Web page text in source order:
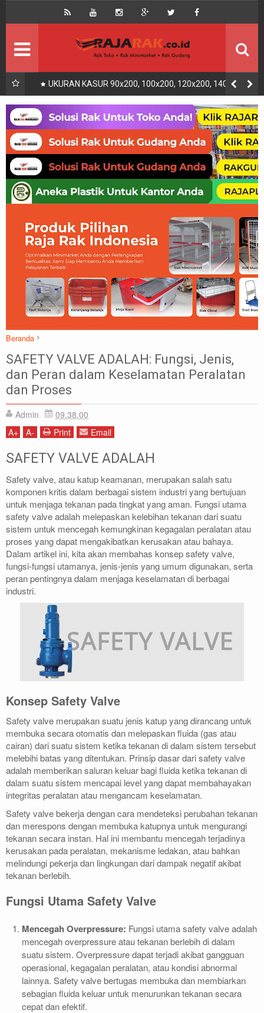
UKURAN KASUR 90x200, 100x200, 120x200, 140x200,
160x200, 180x200 | FUNGSI, MANFAAT DAN KEGUNAAN
Beranda
Safety
Safety Valve adalah
SAFETY VALVE ADALAH: Fungsi, Jenis, dan Peran dalam Keselamatan
Peralatan dan Proses
SAFETY VALVE ADALAH: Fungsi, Jenis,
dan Peran dalam Keselamatan Peralatan
dan Proses
Admin
09.38.00
A+ A- Print Email
SAFETY VALVE ADALAH
Safety valve, atau katup keamanan, merupakan salah satu
komponen kritis dalam berbagai sistem industri yang bertujuan
untuk menjaga tekanan pada tingkat yang aman. Fungsi utama
safety valve adalah melepaskan kelebihan tekanan dari suatu
sistem untuk mencegah kemungkinan kegagalan peralatan atau
proses yang dapat mengakibatkan kerusakan atau bahaya.
Dalam artikel ini, kita akan membahas konsep safety valve,
fungsi-fungsi utamanya, jenis-jenis yang umum digunakan, serta
peran pentingnya dalam menjaga keselamatan di berbagai
industri.
Konsep Safety Valve
Safety valve merupakan suatu jenis katup yang dirancang untuk
membuka secara otomatis dan melepaskan fluida (gas atau
cairan) dari suatu sistem ketika tekanan di dalam sistem tersebut
melebihi batas yang ditentukan. Prinsip dasar dari safety valve
adalah memberikan saluran keluar bagi fluida ketika tekanan di
dalam suatu sistem mencapai level yang dapat membahayakan
integritas peralatan atau mengancam keselamatan.
Safety valve bekerja dengan cara mendeteksi perubahan tekanan
dan merespons dengan membuka katupnya untuk mengurangi
tekanan secara instan. Hal ini membantu mencegah terjadinya
kerusakan pada peralatan, mekanisme ledakan, atau bahkan
melindungi pekerja dan lingkungan dari dampak negatif akibat
tekanan berlebih.
Fungsi Utama Safety Valve
Mencegah Overpressure: Fungsi utama safety valve adalah
mencegah overpressure atau tekanan berlebih di dalam
suatu sistem. Overpressure dapat terjadi akibat gangguan
operasional, kegagalan peralatan, atau kondisi abnormal
lainnya. Safety valve bertugas membuka dan membiarkan
sebagian fluida keluar untuk menurunkan tekanan secara
cepat dan efektif.
Beranda
Kontak About Us
Rak Gudang Rak besi/Rak pallet
Rak Minimarket Supermarket
Produk Lain Peralatan Toko Dll
Artikel Retail & Logistik